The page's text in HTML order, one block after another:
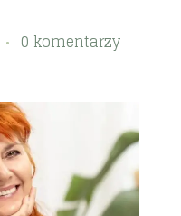
0 komentarzy